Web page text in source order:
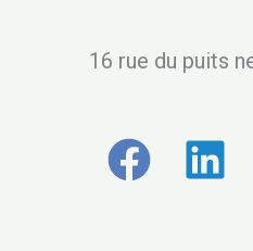
16 rue du puits